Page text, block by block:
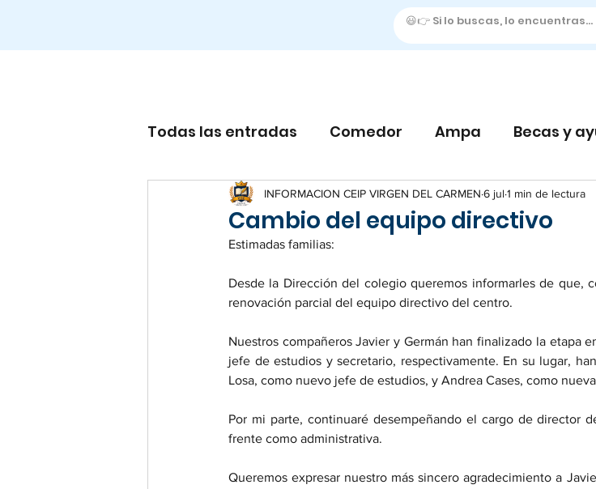
Todas las entradas Comedor Ampa Becas y
Cambio del equipo directivo
INFORMACION CEIP VIRGEN DEL CARMEN 6 jul 1 min de lectura
Estimadas familias:
Desde la Dirección del colegio queremos informarles de que,
renovación parcial del equipo directivo del centro.
Nuestros compañeros Javier y Germán han finalizado la etapa
jefe de estudios y secretario, respectivamente. En su lugar,
Losa, como nuevo jefe de estudios, y Andrea Cases, como
Por mi parte, continuaré desempeñando el cargo de director
frente como administrativa.
Queremos expresar nuestro más sincero agradecimiento a